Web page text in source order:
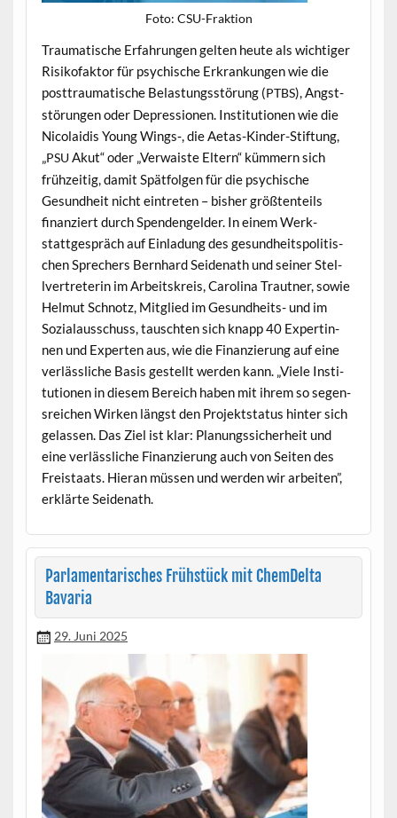
Foto: CSU-Frak­tion
Trau­ma­tis­che Erfahrun­gen gel­ten heute als wichtiger
Risiko­fak­tor für psy­chis­che Erkrankun­gen wie die
post­trau­ma­tis­che Belas­tungsstörung (PTBS), Angst­
störun­gen oder Depres­sio­nen. Insti­tu­tio­nen wie die
Nico­laidis Young Wings‑, die Aetas-Kinder-Stiftung,
„PSUAkut“ oder „Ver­waiste Eltern“ küm­mern sich
frühzeit­ig, damit Spät­fol­gen für die psy­chis­che
Gesund­heit nicht ein­treten – bish­er größ­ten­teils
finanziert durch Spenden­gelder. In einem Werk­
stattge­spräch auf Ein­ladung des gesund­heit­spoli­tis­
chen Sprech­ers Bern­hard Sei­de­nath und sein­er Stel­
lvertreterin im Arbeit­skreis, Car­oli­na Traut­ner, sowie
Hel­mut Schnotz, Mit­glied im Gesund­heits- und im
Sozialauss­chuss, tauscht­en sich knapp 40 Exper­tin­
nen und Experten aus, wie die Finanzierung auf eine
ver­lässliche Basis gestellt wer­den kann. „Viele Insti­
tu­tio­nen in diesem Bere­ich haben mit ihrem so segen­
sre­ichen Wirken längst den Pro­jek­t­sta­tus hin­ter sich
gelassen. Das Ziel ist klar: Pla­nungssicher­heit und
eine ver­lässliche Finanzierung auch von Seit­en des
Freis­taats. Hier­an müssen und wer­den wir arbeit­en”,
erk­lärte Seidenath.
Parlamentarisches Frühstück mit ChemDelta
Bavaria
29. Juni 2025